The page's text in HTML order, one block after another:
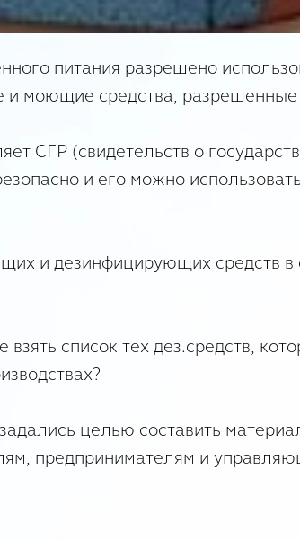
питания разрешено
моющие средства, разрешенные
СГР (свидетельств о
и его можно
и дезинфицирующих средств в
взять список тех дез.средств,
целью составить
предпринимателям и